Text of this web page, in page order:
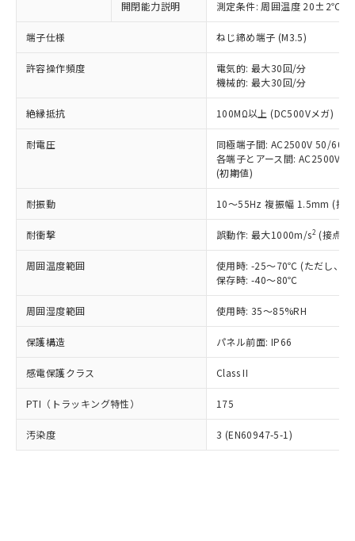
開閉能力説明 測定条件: 周囲温度 20±2℃、
端子仕様 ねじ締め端子 (M3.5)
許容操作頻度
電気的: 最大30回/分
機械的: 最大30回/分
絶縁抵抗 100MΩ以上 (DC500Vメガ)
耐電圧
同極端子間: AC2500V 50/
各端子とアース間: AC2500V
(初期値)
耐振動 10～55Hz 複振幅 1.5mm (接
耐衝撃 誤動作: 最大1000m/s2 (接点
周囲温度範囲
使用時: -25～70℃ (ただし、氷
保存時: -40～80℃
周囲湿度範囲 使用時: 35～85%RH
保護構造 パネル前面: IP66
感電保護クラス Class II
PTI（トラッキング特性） 175
汚染度 3 (EN60947-5-1)
以下の条件をお読みいただき、同意のうえ
ご利用ください。
本サービスは、当社制御機器事業取扱
商品の当社在庫状況および標準価格
(税抜)を提供させていただくもので
当社制御機器事業取扱商品の中には、
本サービスの対象外となる商品もある
ことをご了承ください。
在庫状況および標準価格照会結果は、
記載している更新日時点での社内デー
タに基づき作成されるものであり、閲
覧された時点での実際の在庫および標
準価格とは異なる場合があることをご
正式な納期状況および標準価格はお客
様のお取引先、またはお客様担当のオ
ムロン制御機器販売店・当社販売員に
オムロン制御機器販売店や当社販売拠
点は「
販売ネットワーク
」をご確認
在庫状況および標準価格結果を当社の
事前の承諾なく第三者に漏洩または開
示しないようお願いします。
マイパーツ機能（部品リスト作成サー
対応予定なし：EU RoHS指令（10物質）の
非含有に非対応の商品で、対応品を出す予
定はありません。
非含有の対応状況を調査中または確認中の
非該当品：ライセンス料など無形物で、有
害物質有無と関係のない商品です。
仕入先様の事情により、非含有部品として
いたものが、含有品と判明した場合などや
むを得ず変更することがあります。
鉛(Pb) 1000ppm以下、 水銀(Hg) 1000ppm以下、 カド
(PBDE) 1000ppm以下、フタル酸ビス(2-エチルヘキシ
ル) (DEHP)(別名：DOP) 1000ppm以下、フタル酸ブチ
ルベンジル（BBP） 1000ppm以下、フタル酸ジブチル
（DBP） 1000ppm以下、フタル酸ジイソブチル
(DIBP) 1000ppm以下
但し、RoHS指令で産業用監視および制御機器に対する
適用除外項目は除く。
※2 対応予定月
部品在庫の切り替え状況などにより、予定
※1 中国RoHS○×表
「○」：最大均質材料含有率が中国RoHSの
基準値以下であることを示します。
「×」：最大均質材料含有率が中国RoHSの
基準値を超えていることを示します。
「－」：未確認です。当社販売部門へお問
*中国RoHS10物質の基準値 (GB/T26572)：
Pb(鉛) :1000ppm、 Hg(水銀) : 1000ppm、 Cd(カドミウ
Cr(Ⅵ)(六価クロム) : 1000ppm、 PBBs(ポリ臭化ビフェ
ニル類) : 1000ppm、 PBDEs(ポリ臭化ジフェニルエーテ
DBP(フタル酸ジブチル) : 1000ppm、 DIBP(フタル酸ジ
イソブチル) : 1000ppm、 BBP(フタル酸ブチルベンジ
ル) : 1000ppm、
DEHP(フタル酸ビス(2-エチルヘキシル)) : 1000ppm
※2 環境保護使用期限
「ｅ」：有害物質（10物質）のすべてが基
「10」：通常の使用状況下において有害物
当社は、これら貴社製品のうち、外国
為替および外国貿易法に定める商品
または国外への提供する場合は、日本
国政府の輸出許可(または役務取引許
当社は規制貨物を破棄する場合は、完
全に破砕するなど、違法に輸出されな
いよう必要な手段を講じます。
当社は貴社製品を、核兵器、ミサイ
ル、化学兵器、生物兵器またはその他
武器並びにこれらの製造装置等に一切
使用いたしません。
当社は、貴社製品を第三者に販売する
場合は、上記1、2および3の内容を当
該第三者に通知します。また当社は、
販売先および販売に係わる関係者が違
○ 一定数以上の在庫あり
△ 一定数には満たないが在庫あり
在庫なし(最新の在庫状況につ
たはお客様担当のオムロン制御
機器販売店・当社販売員にご確
空
受注生産機種、また在庫状況の